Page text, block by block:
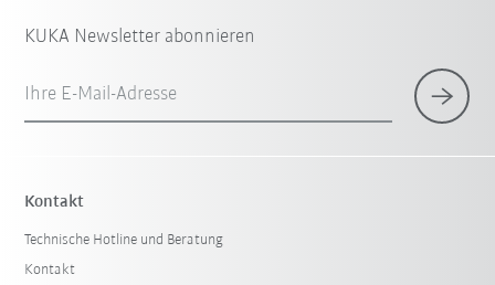
KUKA Newsletter abonnieren
Ihre E-Mail-Adresse
Kontakt
Technische Hotline und Beratung
Kontakt